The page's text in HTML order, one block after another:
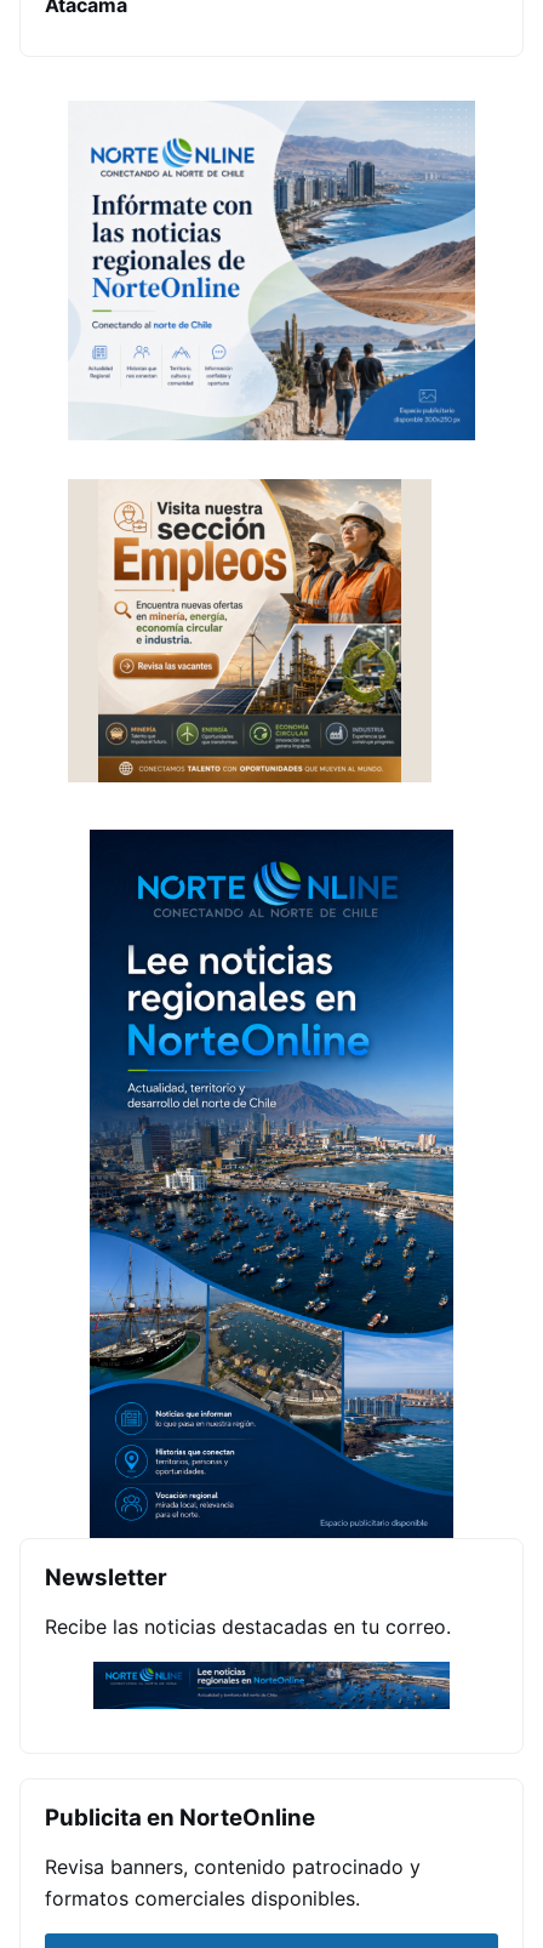
Atacama
Newsletter
Recibe las noticias destacadas en tu correo.
Publicita en NorteOnline
Revisa banners, contenido patrocinado y
formatos comerciales disponibles.